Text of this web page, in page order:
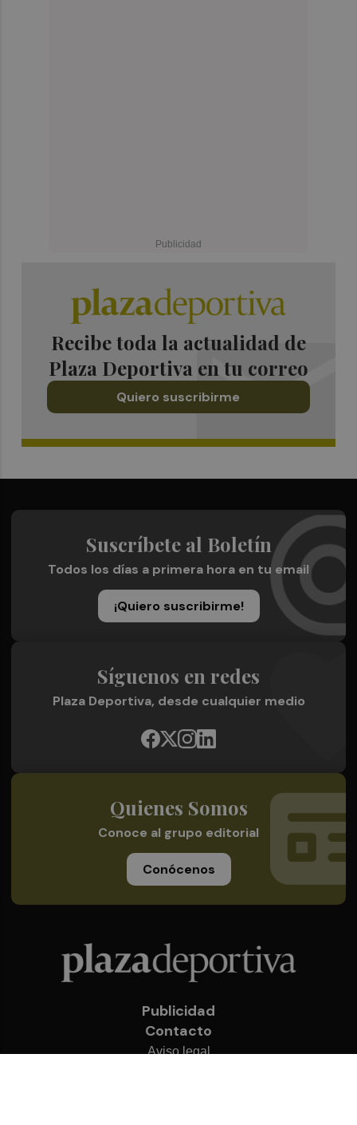
Recibe toda la actualidad de
Plaza Deportiva en tu correo
Quiero suscribirme
Suscríbete al Boletín
Todos los días a primera hora en tu email
¡Quiero suscribirme!
Síguenos en redes
Plaza Deportiva, desde cualquier medio
Quienes Somos
Conoce al grupo editorial
Conócenos
Publicidad
Contacto
Aviso legal